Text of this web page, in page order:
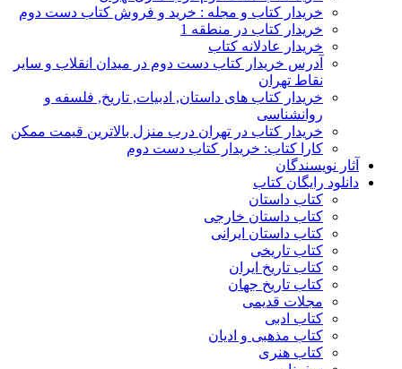
خریدار کتاب و مجله : خرید و فروش کتاب دست دوم
خریدار کتاب در منطقه 1
خریدار عادلانه کتاب
آدرس خریدار کتاب دست دوم در میدان انقلاب و سایر
نقاط تهران
خریدار کتاب های داستان, ادبیات, تاریخ, فلسفه و
روانشناسی
خریدار کتاب در تهران درب منزل بالاترین قیمت ممکن
کارا کتاب: خریدار کتاب دست دوم
آثار نویسندگان
دانلود رایگان کتاب
کتاب داستان
کتاب داستان خارجی
کتاب داستان ایرانی
کتاب تاریخی
کتاب تاریخ ایران
کتاب تاریخ جهان
مجلات قدیمی
کتاب ادبی
کتاب مذهبی و ادیان
کتاب هنری